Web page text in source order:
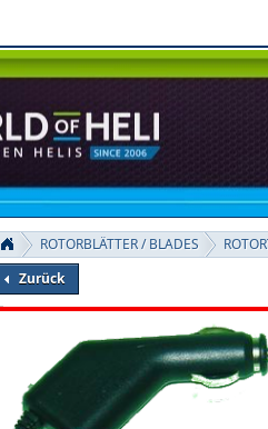
ROTORBLÄTTER / BLADES
Zurück